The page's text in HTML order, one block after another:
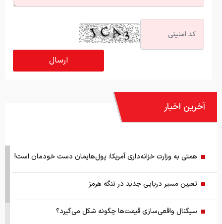
آخرین اخبار
همتی به وزارت خزانه‌داری آمریکا: پول‌هایمان دست خودمان است!
تعیین مسیر دریایی جدید در تنگه هرمز
سیگنال واقعی‌سازی قیمت‌ها چگونه شکل می‌گیرد؟